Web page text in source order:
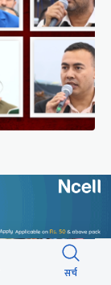
सर्च